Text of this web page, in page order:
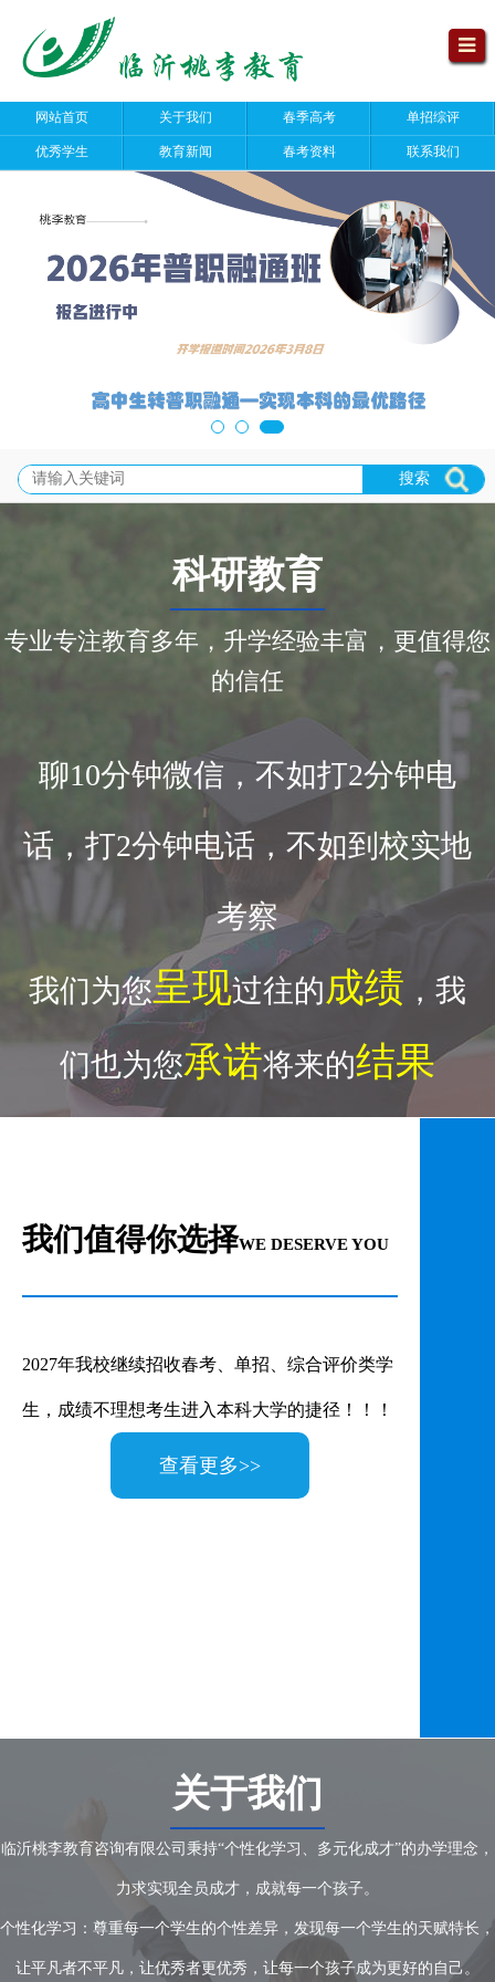
网站首页 关于我们 春季高考 单招综评
优秀学生 教育新闻 春考资料 联系我们
搜索
科研教育
专业专注教育多年，升学经验丰富，更值得您
的信任
聊10分钟微信，不如打2分钟电
话，打2分钟电话，不如到校实地
考察
我们为您呈现过往的成绩 ，我
们也为您承诺将来的结果
我们值得你选择WE DESERVE YOU
2027年我校继续招收春考、单招、综合评价类学
生，成绩不理想考生进入本科大学的捷径！！！
查看更多>>
关于我们
临沂桃李教育咨询有限公司秉持“个性化学习、多元化成才”的办学理念，
力求实现全员成才，成就每一个孩子。
个性化学习：尊重每一个学生的个性差异，发现每一个学生的天赋特长，
让平凡者不平凡，让优秀者更优秀，让每一个孩子成为更好的自己。